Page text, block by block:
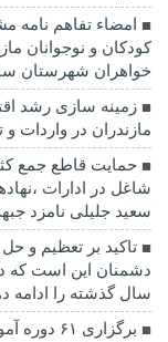
امضاء تفاهم
کودکان و نوجوانان
خواهران شهرستان
زمینه سازی رشد
مازندران در واردات
حمایت قاطع جمع
شاغل در ادارات
سعید جلیلی نامزد
تاکید بر تعظیم و
دشمنان این است که
سال گذشته را ادامه
برگزاری